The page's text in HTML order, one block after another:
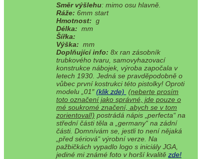
Směr výšlehu: mimo osu hlavně.
Ráže: 6mm start
Hmotnost: g
Délka: mm
Šířka:
Výška: mm
Doplňující info: 8x ran zásobník
trubkového tvaru, samovyhazovací
konstrukce nábojek, výroba započala v
letech 1930. Jedná se pravděpodobně o
vůbec první kostrukci této pistolky! Oproti
modelu „01″(klik zde) (neberte prosím
toto označení jako správné, jde pouze o
mé soukromé značení, abych se v tom
zorientoval!) postrádá nápis „perfecta“ na
střední části těla a „germany“ na zádní
části. Domnívám se, jestli to není nějaká
„před sériová“ výrobní verze. Na
pažbičkách vypadlo logo s iniciály JGA,
jediné mi známé foto v horší kvalitě zde!